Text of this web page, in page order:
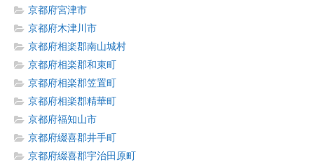
京都府宮津市
京都府木津川市
京都府相楽郡南山城村
京都府相楽郡和束町
京都府相楽郡笠置町
京都府相楽郡精華町
京都府福知山市
京都府綴喜郡井手町
京都府綴喜郡宇治田原町